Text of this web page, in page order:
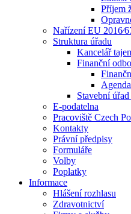
Příjem
Nařízení EU
Struktura úřadu
Kancelář
Finanční
Stavební
E-podatelna
Pracoviště Czech
Kontakty
Právní předpisy
Formuláře
Volby
Poplatky
Informace
Hlášení rozhlasu
Zdravotnictví